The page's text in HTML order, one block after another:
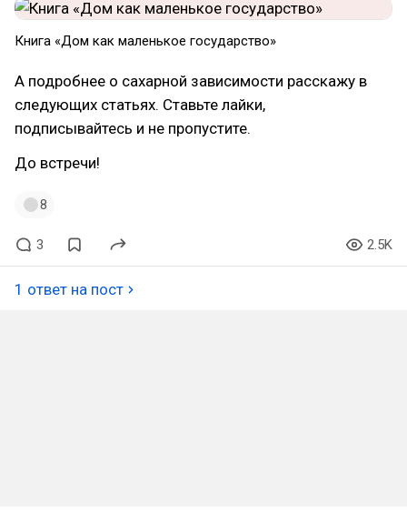
Книга «Дом как маленькое государство»
А подробнее о сахарной зависимости расскажу в
следующих статьях. Ставьте лайки,
подписывайтесь и не пропустите.
До встречи!
8
3 2.5K
1 ответ на пост